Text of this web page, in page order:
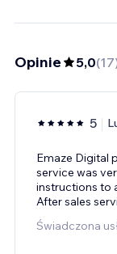
Opinie 5,0(17
5
Emaze Digital
service was
instructions to
After sales
Świadczona